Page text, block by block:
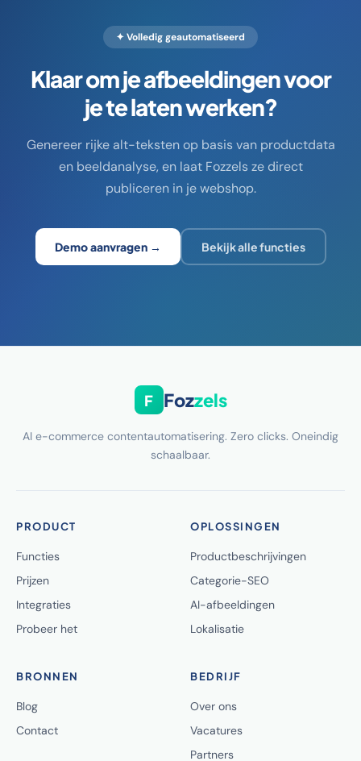
✦ Volledig geautomatiseerd
Klaar om je afbeeldingen voor
je te laten werken?
Genereer rijke alt-teksten op basis van productdata
en beeldanalyse, en laat Fozzels ze direct
publiceren in je webshop.
Demo aanvragen → Bekijk alle functies
F Fozzels
AI e-commerce contentautomatisering. Zero clicks. Oneindig
schaalbaar.
PRODUCT
Functies
Prijzen
Integraties
Probeer het
OPLOSSINGEN
Productbeschrijvingen
Categorie-SEO
AI-afbeeldingen
Lokalisatie
BRONNEN
Blog
Contact
BEDRIJF
Over ons
Vacatures
Partners